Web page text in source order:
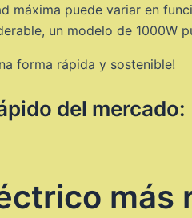
máxima puede variar en
un modelo de 1000W
forma rápida y sostenible!
del
más